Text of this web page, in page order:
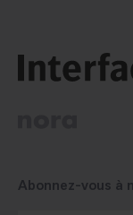
Abonnez-vous à